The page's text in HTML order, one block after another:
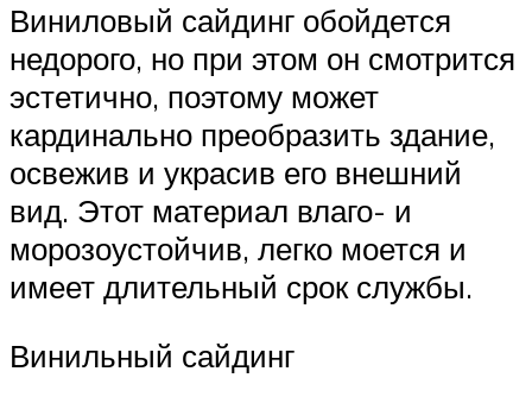
Виниловый сайдинг обойдется
недорого, но при этом он смотрится
эстетично, поэтому может
кардинально преобразить здание,
освежив и украсив его внешний
вид. Этот материал влаго- и
морозоустойчив, легко моется и
имеет длительный срок службы.
Винильный сайдинг